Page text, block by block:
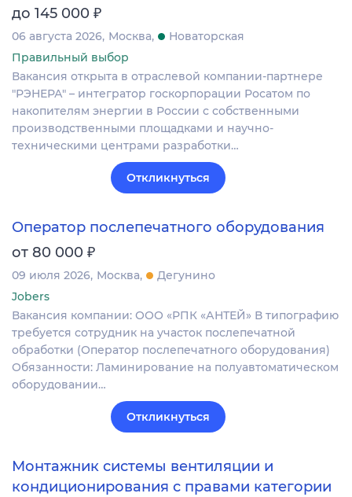
до 145 000 ₽
06 августа 2026 Москва
Новаторская
Правильный выбор
Вакансия открыта в отраслевой компании-партнере
"РЭНЕРА" – интегратор госкорпорации Росатом по
накопителям энергии в России с собственными
производственными площадками и научно-
техническими центрами разработки…
Откликнуться
Оператор послепечатного оборудования
от 80 000 ₽
09 июля 2026 Москва
Дегунино
Jobers
Вакансия компании: ООО «РПК «АНТЕЙ» В типографию
требуется сотрудник на участок послепечатной
обработки (Оператор послепечатного оборудования)
Обязанности: Ламинирование на полуавтоматическом
оборудовании…
Откликнуться
Монтажник системы вентиляции и
кондиционирования с правами категории